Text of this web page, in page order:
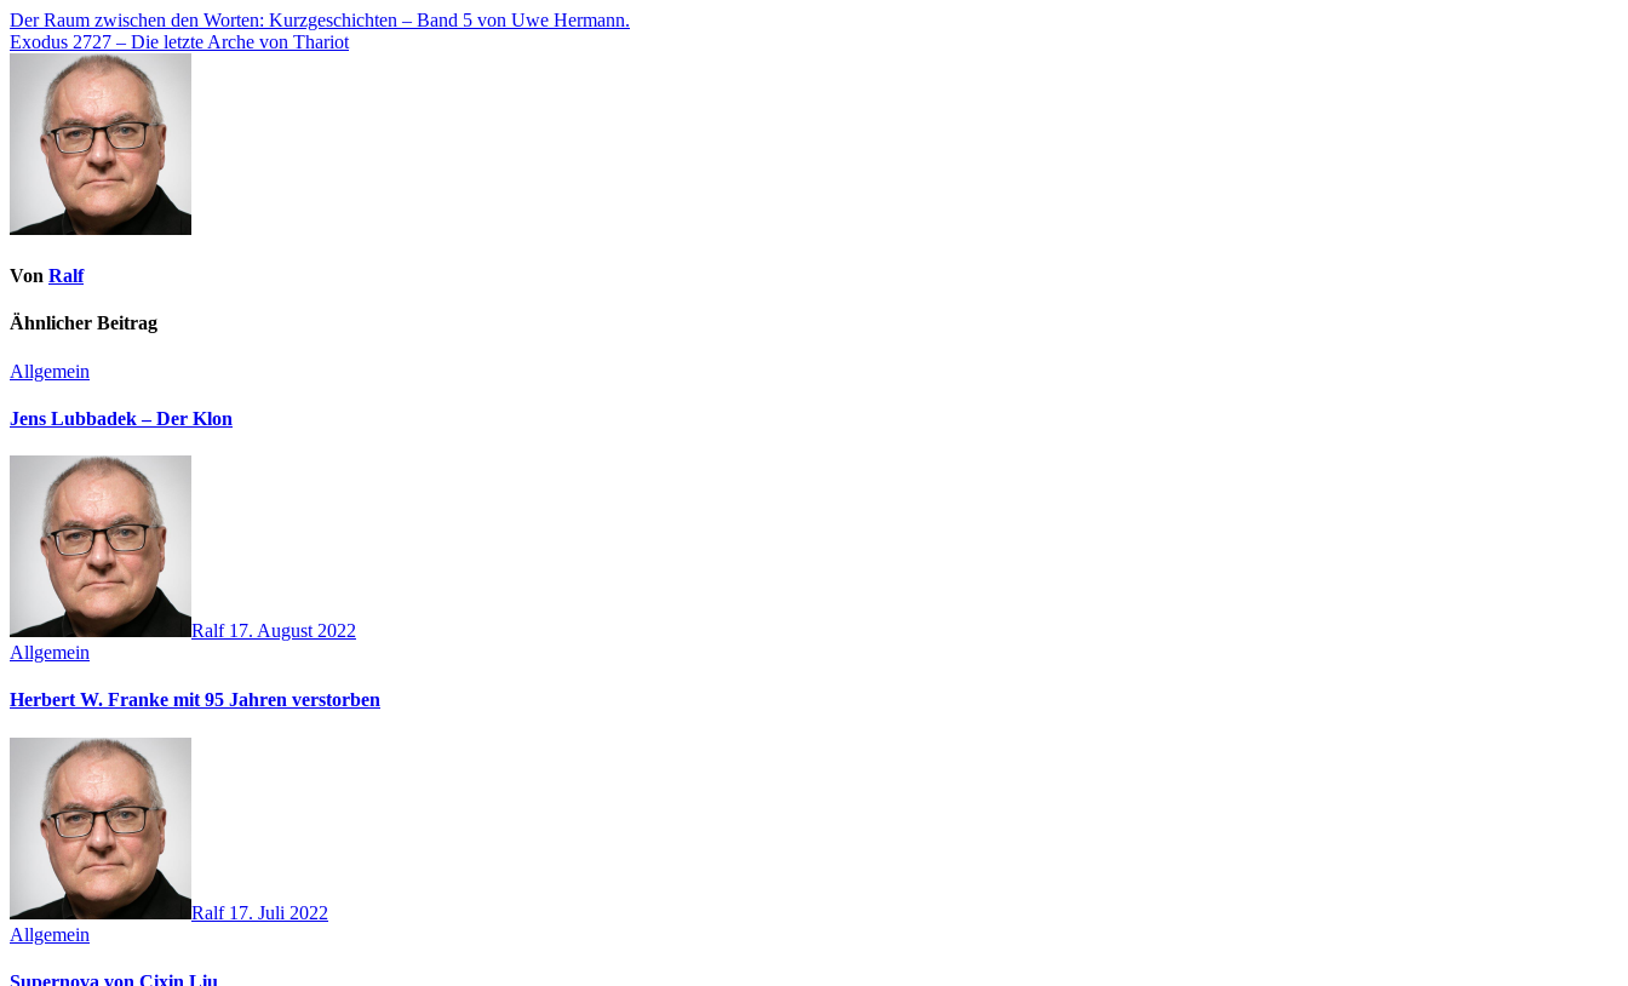
Der Raum zwischen den Worten: Kurzgeschichten – Band 5 von Uwe Hermann.
Exodus 2727 – Die letzte Arche von Thariot
Von Ralf
Ähnlicher Beitrag
Allgemein
Jens Lubbadek – Der Klon
Ralf 17. August 2022
Allgemein
Herbert W. Franke mit 95 Jahren verstorben
Ralf 17. Juli 2022
Allgemein
Supernova von Cixin Liu